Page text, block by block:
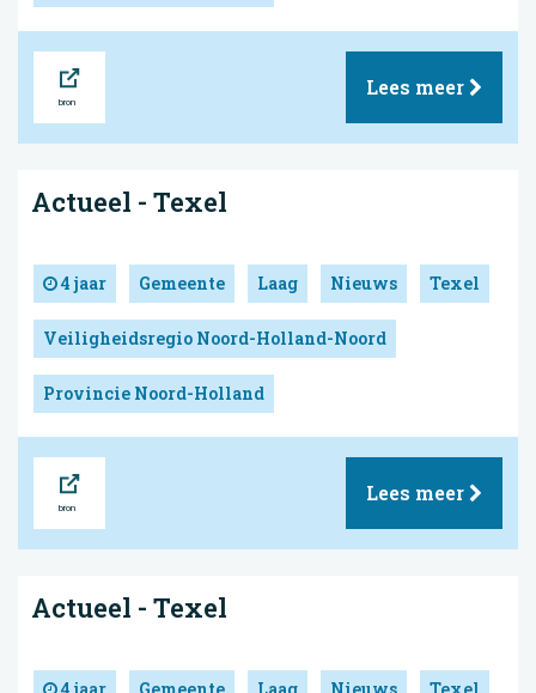
Lees meer
Actueel - Texel
4 jaar Gemeente Laag Nieuws Texel
Veiligheidsregio Noord-Holland-Noord
Provincie Noord-Holland
Lees meer
Actueel - Texel